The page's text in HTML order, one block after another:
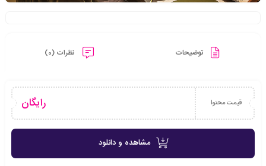
توضیحات نظرات (0)
قیمت محتوا رایگان
مشاهده و دانلود